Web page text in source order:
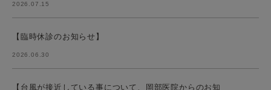
2026.07.15
【臨時休診のお知らせ】
2026.06.30
【台風が接近している事について、岡部医院からのお知